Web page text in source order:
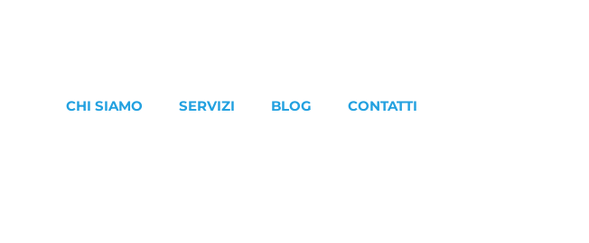
CHI SIAMO SERVIZI BLOG CONTATTI